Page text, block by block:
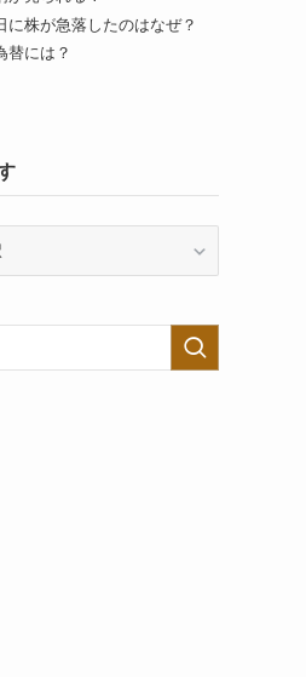
に株が急落したのはなぜ？
替には？